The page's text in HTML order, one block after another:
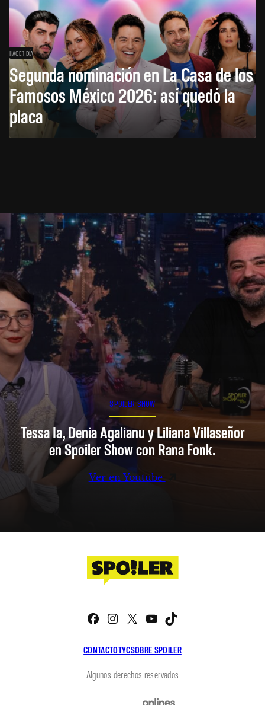
HACE 1 DÍA
Segunda nominación en La Casa de los
Famosos México 2026: así quedó la
placa
SPOILER SHOW
Tessa Ia, Denia Agalianu y Liliana Villaseñor
en Spoiler Show con Rana Fonk.
Ver en Youtube
CONTACTOTYCSOBRE SPOILER
Facebook
Instagram
X YouTube
Algunos derechos reservados